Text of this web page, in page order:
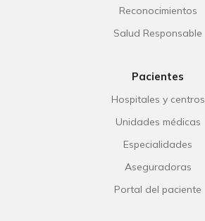
Reconocimientos
Salud Responsable
Pacientes
Hospitales y centros
Unidades médicas
Especialidades
Aseguradoras
Portal del paciente